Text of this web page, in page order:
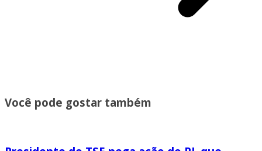
Você pode gostar também